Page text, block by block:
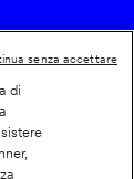
di
senza accettare